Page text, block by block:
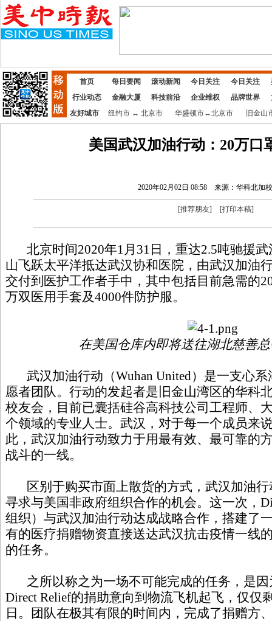
首页 每日要闻 滚动新闻 今日关注 今日关注
行业动态
金融大厦 科技前沿 企业维权 品牌世界
友好城市
纽约市↔ 北京市 华盛顿市↔北京市 旧金山
美国武汉加油行动：20万口
2020年02月02日 08:58 来源：华科北加
[推荐朋友] [打印本稿]
北京时间2020年1月31日，重达2.5吨驰援武
山飞跃太平洋抵达武汉协和医院，由武汉加油
交付到医护工作者手中，其中包括目前急需的
万双医用手套及4000件防护服。
在美国仓库内即将送往湖北慈善
武汉加油行动（Wuhan United）是一支心系
愿者团队。行动的发起者是旧金山湾区的华科
校友会，目前已囊括硅谷高科技公司工程师、
个领域的专业人士。武汉，对于每一个成员来
此，武汉加油行动致力于用最有效、最可靠的
战斗的一线。
区别于购买市面上散货的方式，武汉加油行
寻求与美国非政府组织合作的机会。这一次，
组织）与武汉加油行动达成战略合作，搭建了
有的医疗捐赠物资直接送达武汉抗击疫情一线
的任务。
之所以称之为一场不可能完成的任务，是因
Direct Relief的捐助意向到物流飞机起飞，仅仅
日。团队在极其有限的时间内，完成了捐赠方